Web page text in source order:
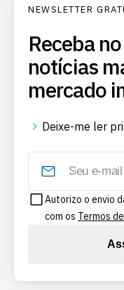
NEWSLETTER
Receba
notícias
mercado
Deixe-me ler
Autorizo o envio
com os Termos